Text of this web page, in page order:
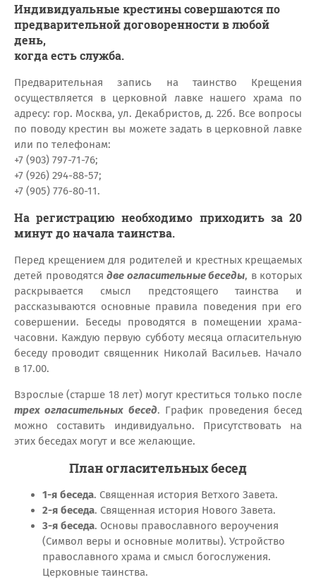
Индивидуальные крестинысовершаются по
предварительной договоренности в любой
день,
когда есть служба.
Предварительная запись на таинство Крещения
осуществляется в церковной лавке нашего храма по
адресу: гор. Москва, ул. Декабристов, д. 22б. Все вопросы
по поводу крестин вы можете задать в церковной лавке
или по телефонам:
+7 (903) 797-71-76;
+7 (926) 294-88-57;
+7 (905) 776-80-11.
На регистрацию необходимо приходить за 20
минут до начала таинства.
Перед крещением для родителей и крестных крещаемых
детей проводятся две огласительные беседы, в которых
раскрывается смысл предстоящего таинства и
рассказываются основные правила поведения при его
совершении. Беседы проводятся в помещении храма-
часовни. Каждую первую субботу месяца огласительную
беседу проводит священник Николай Васильев. Начало
в 17.00.
Взрослые (старше 18 лет) могут креститься только после
трех огласительных бесед. График проведения бесед
можно составить индивидуально. Присутствовать на
этих беседах могут и все желающие.
План огласительных бесед
1-я беседа. Священная история Ветхого Завета.
2-я беседа. Священная история Нового Завета.
3-я беседа. Основы православного вероучения
(Символ веры и основные молитвы). Устройство
православного храма и смысл богослужения.
Церковные таинства.